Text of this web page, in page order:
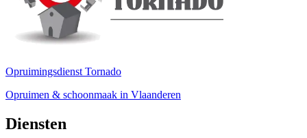
Opruimingsdienst Tornado
Opruimen & schoonmaak in Vlaanderen
Diensten